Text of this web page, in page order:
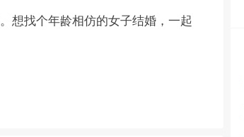
想找个年龄相仿的女子结婚，一起